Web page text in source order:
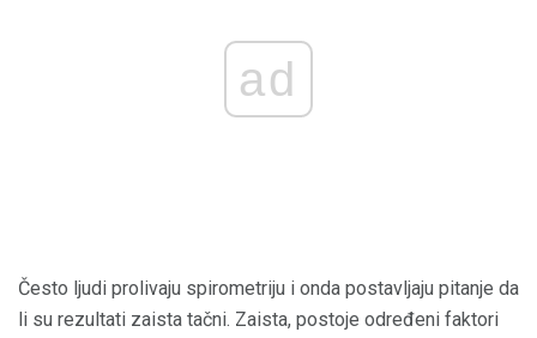
ad
Često ljudi prolivaju spirometriju i onda postavljaju pitanje da
li su rezultati zaista tačni. Zaista, postoje određeni faktori